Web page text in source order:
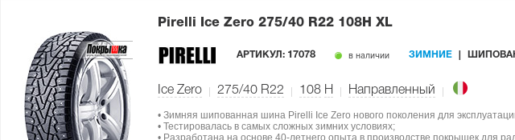
Pirelli Ice Zero 275/40 R22 108H XL
АРТИКУЛ: 17078 в наличии ЗИМНИЕ
Ice Zero 275/40 R22 108 H Направленный
• Зимняя шипованная шина Pirelli Ice Zero нового поколения для
• Тестировалась в самых сложных зимних условиях;
• Разработана на основе 40-летнего опыта в производстве покрышек для